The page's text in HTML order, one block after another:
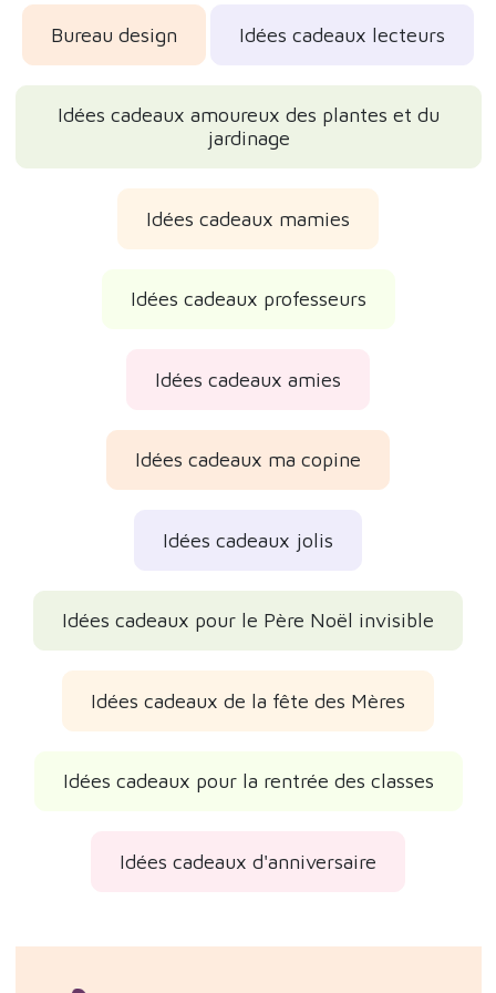
Bureau design Idées cadeaux lecteurs
Idées cadeaux amoureux des plantes et du
jardinage
Idées cadeaux mamies
Idées cadeaux professeurs
Idées cadeaux amies
Idées cadeaux ma copine
Idées cadeaux jolis
Idées cadeaux pour le Père Noël invisible
Idées cadeaux de la fête des Mères
Idées cadeaux pour la rentrée des classes
Idées cadeaux d'anniversaire